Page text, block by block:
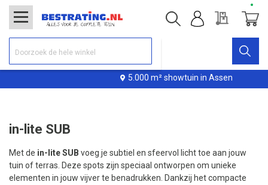
5.000 m² showtuin in Assen
Offerte
in-lite SUB
Met de in-lite SUB voeg je subtiel en sfeervol licht toe aan jouw
tuin of terras. Deze spots zijn speciaal ontworpen om unieke
elementen in jouw vijver te benadrukken. Dankzij het compacte